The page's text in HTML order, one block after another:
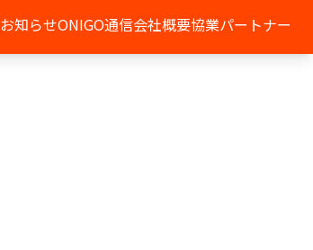
お知らせONIGO通信会社概要協業パートナー